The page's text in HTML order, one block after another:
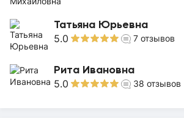
Татьяна Юрьевна
5.0 7 отзывов
Рита Ивановна
5.0 38 отзывов